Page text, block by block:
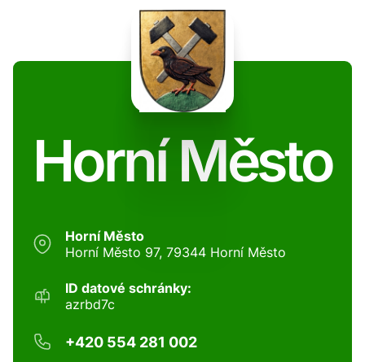
Horní Město
Horní Město
Horní Město 97, 79344 Horní Město
ID datové schránky:
azrbd7c
+420 554 281 002